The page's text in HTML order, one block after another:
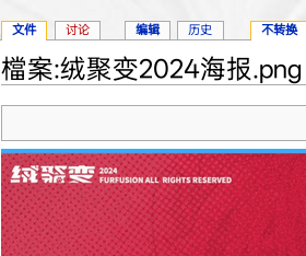
檔案:绒聚变2024海报.png
文件 讨论 编辑 历史 不转换